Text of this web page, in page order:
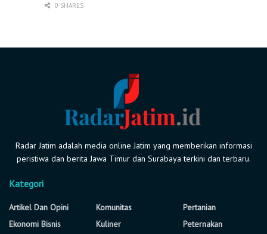
0 SHARES
Radar Jatim adalah media online Jatim yang memberikan informasi
peristiwa dan berita Jawa Timur dan Surabaya terkini dan terbaru.
Kategori
Artikel Dan Opini
Ekonomi Bisnis
Komunitas
Kuliner
Pertanian
Peternakan